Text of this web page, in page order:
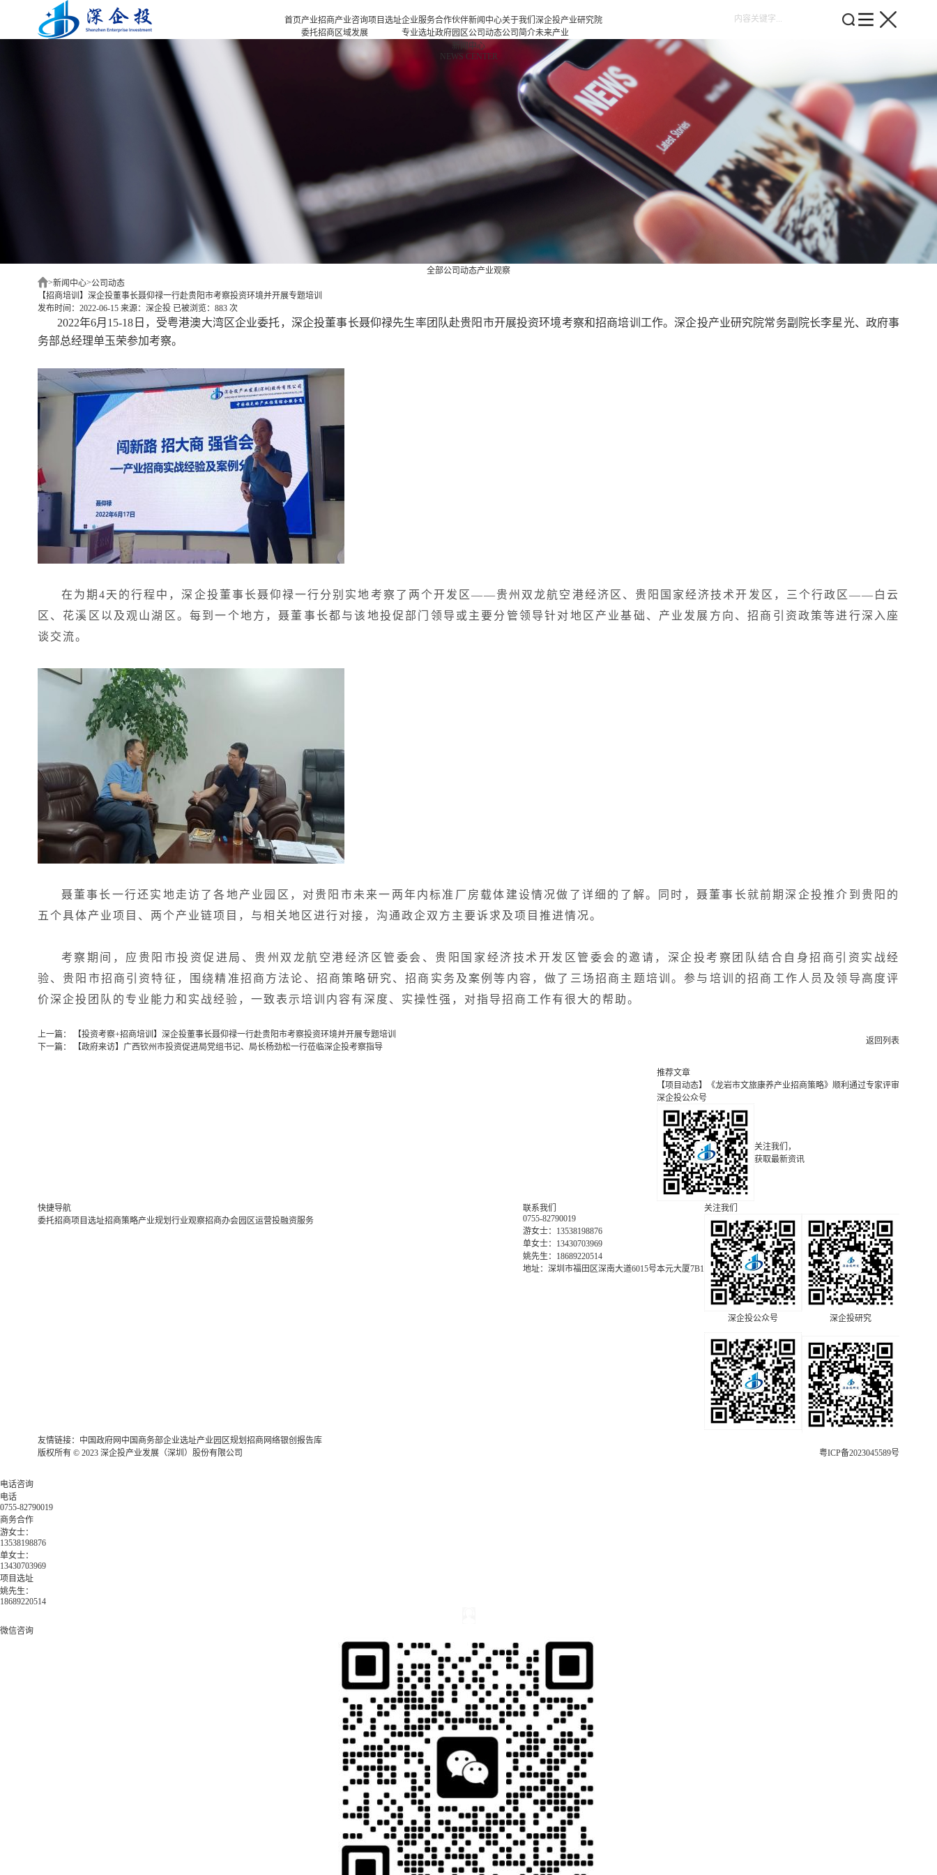
首页产业招商
委托招商
产业咨询
区域发展
产业规划
园区规划
策划包装
项目选址企业服务
专业选址
合作伙伴
政府园区
企业客户
行业协会
新闻中心
公司动态
产业观察
关于我们
公司简介
人力资源
深企投产业研究院
未来产业
新一代信息基础设
施
新一代智能终端
半导体与集成电路
新型元器件
航空航天
新能源
新能源汽车
生物医药
现代消费
新闻中心
NEWS CENTER
全部公司动态产业观察
>新闻中心>公司动态
【招商培训】深企投董事长聂仰禄一行赴贵阳市考察投资环境并开展专题培训
发布时间：2022-06-15 来源：深企投 已被浏览：883 次
2022年6月15-18日，受粤港澳大湾区企业委托，深企投董事长聂仰禄先生率团队赴贵阳市开展投资环境考察和招商培训工作。深企投产业研究院常务副院长李星光、政府事
务部总经理单玉荣参加考察。
在为期4天的行程中，深企投董事长聂仰禄一行分别实地考察了两个开发区——贵州双龙航空港经济区、贵阳国家经济技术开发区，三个行政区——白云
区、花溪区以及观山湖区。每到一个地方，聂董事长都与该地投促部门领导或主要分管领导针对地区产业基础、产业发展方向、招商引资政策等进行深入座
谈交流。
聂董事长一行还实地走访了各地产业园区，对贵阳市未来一两年内标准厂房载体建设情况做了详细的了解。同时，聂董事长就前期深企投推介到贵阳的
五个具体产业项目、两个产业链项目，与相关地区进行对接，沟通政企双方主要诉求及项目推进情况。
考察期间，应贵阳市投资促进局、贵州双龙航空港经济区管委会、贵阳国家经济技术开发区管委会的邀请，深企投考察团队结合自身招商引资实战经
验、贵阳市招商引资特征，围绕精准招商方法论、招商策略研究、招商实务及案例等内容，做了三场招商主题培训。参与培训的招商工作人员及领导高度评
价深企投团队的专业能力和实战经验，一致表示培训内容有深度、实操性强，对指导招商工作有很大的帮助。
上一篇：
【投资考察+招商培训】深企投董事长聂仰禄一行赴贵阳市考察投资环境并开展专题培训
下一篇：
【政府来访】广西钦州市投资促进局党组书记、局长杨劲松一行莅临深企投考察指导
返回列表
推荐文章
【项目动态】《龙岩市文旅康养产业招商策略》顺利通过专家评审
深企投公众号
关注我们，
获取最新资讯
快捷导航
委托招商项目选址招商策略产业规划 行业观察招商办会园区运营投融资服务
联系我们
0755-82790019
游女士：13538198876
单女士：13430703969
姚先生：18689220514
地址：深圳市福田区深南大道6015号本元大厦7B1
关注我们
深企投公众号 深企投研究
友情链接： 中国政府网 中国商务部企业选址产业园区规划 招商网络银创报告库
版权所有 © 2023 深企投产业发展（深圳）股份有限公司
粤ICP备2023045589号
电话咨询
电话
0755-82790019
商务合作
游女士：
13538198876
单女士：
13430703969
项目选址
姚先生：
18689220514
微信咨询